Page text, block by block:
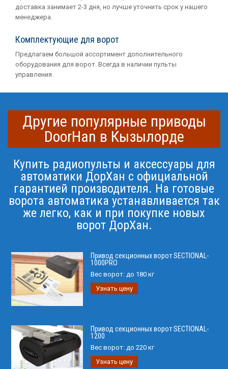
доставка занимает 2-3 дня, но лучше уточнить срок у нашего
менеджера.
Комплектующие для ворот
Предлагаем большой ассортимент дополнительного
оборудования для ворот. Всегда в наличии пульты
управления.
Другие популярные приводы
DoorHan в Кызылорде
Купить радиопульты и аксессуары для
автоматики ДорХан с официальной
гарантией производителя. На готовые
ворота автоматика устанавливается так
же легко, как и при покупке новых
ворот ДорХан.
Привод секционных ворот SECTIONAL-
1000PRO
Вес ворот:до 180 кг
Узнать цену
Привод секционных ворот SECTIONAL-
1200
Вес ворот: до 220 кг
Узнать цену